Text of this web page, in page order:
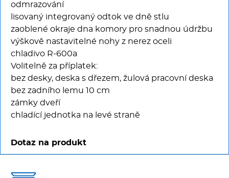
odmrazování
lisovaný integrovaný odtok ve dně stlu
zaoblené okraje dna komory pro snadnou údržbu
výškově nastavitelné nohy z nerez oceli
chladivo R-600a
Volitelně za příplatek:
bez desky, deska s dřezem, žulová pracovní deska
bez zadního lemu 10 cm
zámky dveří
chladící jednotka na levé straně
Dotaz na produkt